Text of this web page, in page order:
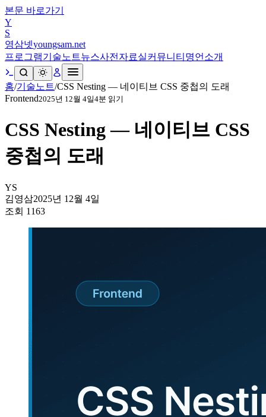
본문 바로가기
Y
S
영삼넷youngsam.net
프로그램기술노트뉴스사전 자료실커뮤니티 명언 소개
홈/기술노트/CSS Nesting — 네이티브 CSS 중첩의 도래
Frontend2025년 12월 4일4분 읽기
CSS Nesting — 네이티브 CSS
중첩의 도래
YS
김영삼2025년 12월 4일
조회 1163